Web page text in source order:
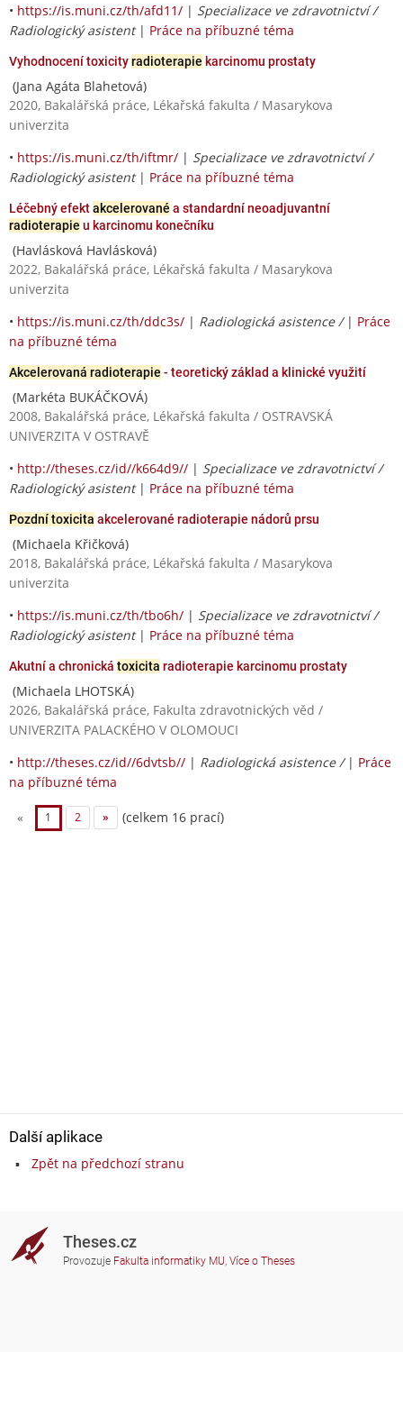
• https://is.muni.cz/th/afd11/ | Specializace ve zdravotnictví /
Radiologický asistent| Práce na příbuzné téma
Vyhodnocení toxicityradioterapie karcinomu prostaty
(Jana Agáta Blahetová)
2020, Bakalářská práce, Lékařská fakulta / Masarykova
univerzita
• https://is.muni.cz/th/iftmr/ | Specializace ve zdravotnictví /
Radiologický asistent| Práce na příbuzné téma
Léčebný efektakcelerované a standardní neoadjuvantní
radioterapie u karcinomu konečníku
(Havlásková Havlásková)
2022, Bakalářská práce, Lékařská fakulta / Masarykova
univerzita
• https://is.muni.cz/th/ddc3s/ | Radiologická asistence / | Práce
na příbuzné téma
Akcelerovaná radioterapie - teoretický základ a klinické využití
(Markéta BUKÁČKOVÁ)
2008, Bakalářská práce, Lékařská fakulta / OSTRAVSKÁ
UNIVERZITA V OSTRAVĚ
• http://theses.cz/id//k664d9// | Specializace ve zdravotnictví /
Radiologický asistent| Práce na příbuzné téma
Pozdní toxicita akcelerované radioterapie nádorů prsu
(Michaela Křičková)
2018, Bakalářská práce, Lékařská fakulta / Masarykova
univerzita
• https://is.muni.cz/th/tbo6h/ | Specializace ve zdravotnictví /
Radiologický asistent| Práce na příbuzné téma
Akutní a chronická toxicita radioterapie karcinomu prostaty
(Michaela LHOTSKÁ)
2026, Bakalářská práce, Fakulta zdravotnických věd /
UNIVERZITA PALACKÉHO V OLOMOUCI
• http://theses.cz/id//6dvtsb// | Radiologická asistence / | Práce
na příbuzné téma
« 1 2 » (celkem 16 prací)
Další aplikace
Zpět na předchozí stranu
Theses.cz
Provozuje Fakulta informatiky MU, Více o Theses